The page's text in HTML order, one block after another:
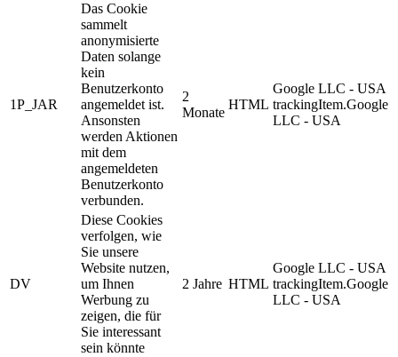
1P_JAR
Das Cookie
sammelt
anonymisierte
Daten solange
kein
Benutzerkonto
angemeldet ist.
Ansonsten
werden Aktionen
mit dem
angemeldeten
Benutzerkonto
verbunden.
2
Monate
HTML
Google LLC - USA
trackingItem.Google
LLC - USA
DV
Diese Cookies
verfolgen, wie
Sie unsere
Website nutzen,
um Ihnen
Werbung zu
zeigen, die für
Sie interessant
sein könnte
2 Jahre HTML
Google LLC - USA
trackingItem.Google
LLC - USA